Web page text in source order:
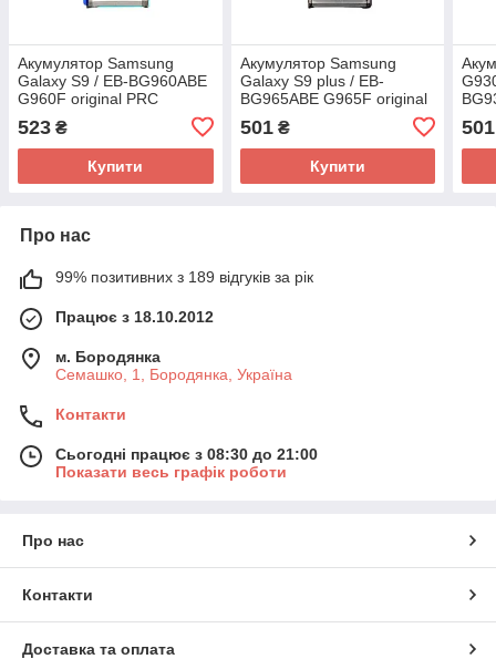
Акумулятор Samsung
Galaxy S9 / EB-BG960ABE
G960F original PRC
523 ₴
Купити
Акумулятор Samsung
Galaxy S9 plus / EB-
BG965ABE G965F original
501₴
Купити
501
Про нас
99% позитивних з 189 відгуків за рік
Працює з 18.10.2012
м. Бородянка
Семашко, 1, Бородянка, Україна
Контакти
Сьогодні працює з 08:30 до 21:00
Показати весь графік роботи
Про нас
Контакти
Доставка та оплата